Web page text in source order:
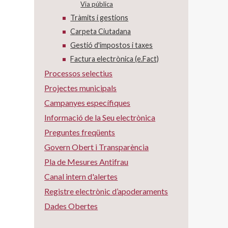
Via pública
Tràmits i gestions
Carpeta Ciutadana
Gestió d'impostos i taxes
Factura electrònica (e.Fact)
Processos selectius
Projectes municipals
Campanyes específiques
Informació de la Seu electrònica
Preguntes freqüents
Govern Obert i Transparència
Pla de Mesures Antifrau
Canal intern d'alertes
Registre electrònic d’apoderaments
Dades Obertes